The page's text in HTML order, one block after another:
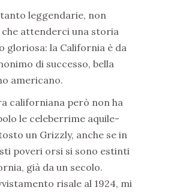
leggendarie, non
attenderci una storia
gloriosa: la California è da
di successo, bella
americano.
californiana però non ha
le celeberrime aquile-
un Grizzly, anche se in
poveri orsi si sono estinti
già da un secolo.
risale al 1924, mi